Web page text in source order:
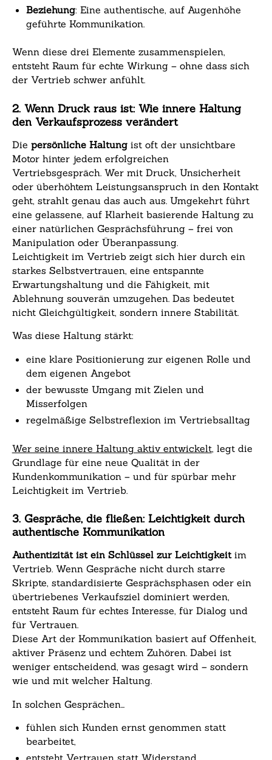
Beziehung: Eine authentische, auf Augenhöhe
geführte Kommunikation.
Wenn diese drei Elemente zusammenspielen,
entsteht Raum für echte Wirkung – ohne dass sich
der Vertrieb schwer anfühlt.
2. Wenn Druck raus ist: Wie innere Haltung
den Verkaufsprozess verändert
Die persönliche Haltungist oft der unsichtbare
Motor hinter jedem erfolgreichen
Vertriebsgespräch. Wer mit Druck, Unsicherheit
oder überhöhtem Leistungsanspruch in den Kontakt
geht, strahlt genau das auch aus. Umgekehrt führt
eine gelassene, auf Klarheit basierende Haltung zu
einer natürlichen Gesprächsführung – frei von
Manipulation oder Überanpassung.
Leichtigkeit im Vertrieb zeigt sich hier durch ein
starkes Selbstvertrauen, eine entspannte
Erwartungshaltung und die Fähigkeit, mit
Ablehnung souverän umzugehen. Das bedeutet
nicht Gleichgültigkeit, sondern innere Stabilität.
Was diese Haltung stärkt:
eine klare Positionierung zur eigenen Rolle und
dem eigenen Angebot
der bewusste Umgang mit Zielen und
Misserfolgen
regelmäßige Selbstreflexion im Vertriebsalltag
Wer seine innere Haltung aktiv entwickelt, legt die
Grundlage für eine neue Qualität in der
Kundenkommunikation – und für spürbar mehr
Leichtigkeit im Vertrieb.
3. Gespräche, die fließen: Leichtigkeit durch
authentische Kommunikation
Authentizität ist ein Schlüssel zur Leichtigkeitim
Vertrieb. Wenn Gespräche nicht durch starre
Skripte, standardisierte Gesprächsphasen oder ein
übertriebenes Verkaufsziel dominiert werden,
entsteht Raum für echtes Interesse, für Dialog und
für Vertrauen.
Diese Art der Kommunikation basiert auf Offenheit,
aktiver Präsenz und echtem Zuhören. Dabei ist
weniger entscheidend, was gesagt wird – sondern
wie und mit welcher Haltung.
In solchen Gesprächen…
fühlen sich Kunden ernst genommen statt
bearbeitet,